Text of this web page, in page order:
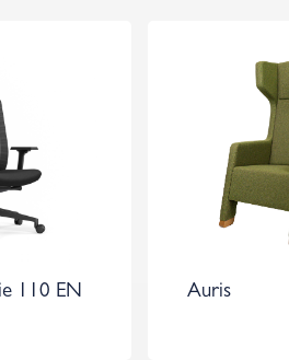
110 EN Auris